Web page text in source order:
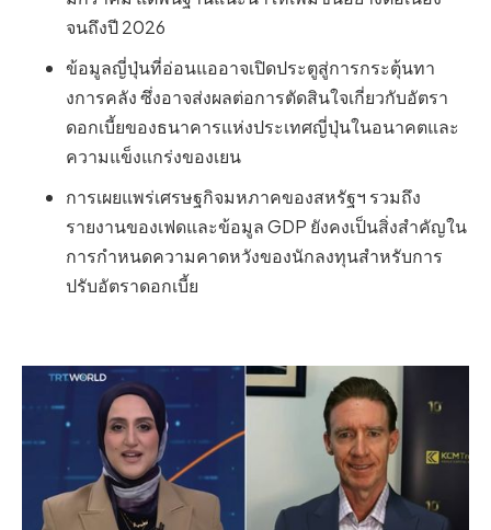
จนถึงปี 2026
ข้อมูลญี่ปุ่นที่อ่อนแออาจเปิดประตูสู่การกระตุ้นทา
งการคลัง ซึ่งอาจส่งผลต่อการตัดสินใจเกี่ยวกับอัตรา
ดอกเบี้ยของธนาคารแห่งประเทศญี่ปุ่นในอนาคตและ
ความแข็งแกร่งของเยน
การเผยแพร่เศรษฐกิจมหภาคของสหรัฐฯ รวมถึง
รายงานของเฟดและข้อมูล GDP ยังคงเป็นสิ่งสำคัญใน
การกำหนดความคาดหวังของนักลงทุนสำหรับการ
ปรับอัตราดอกเบี้ย